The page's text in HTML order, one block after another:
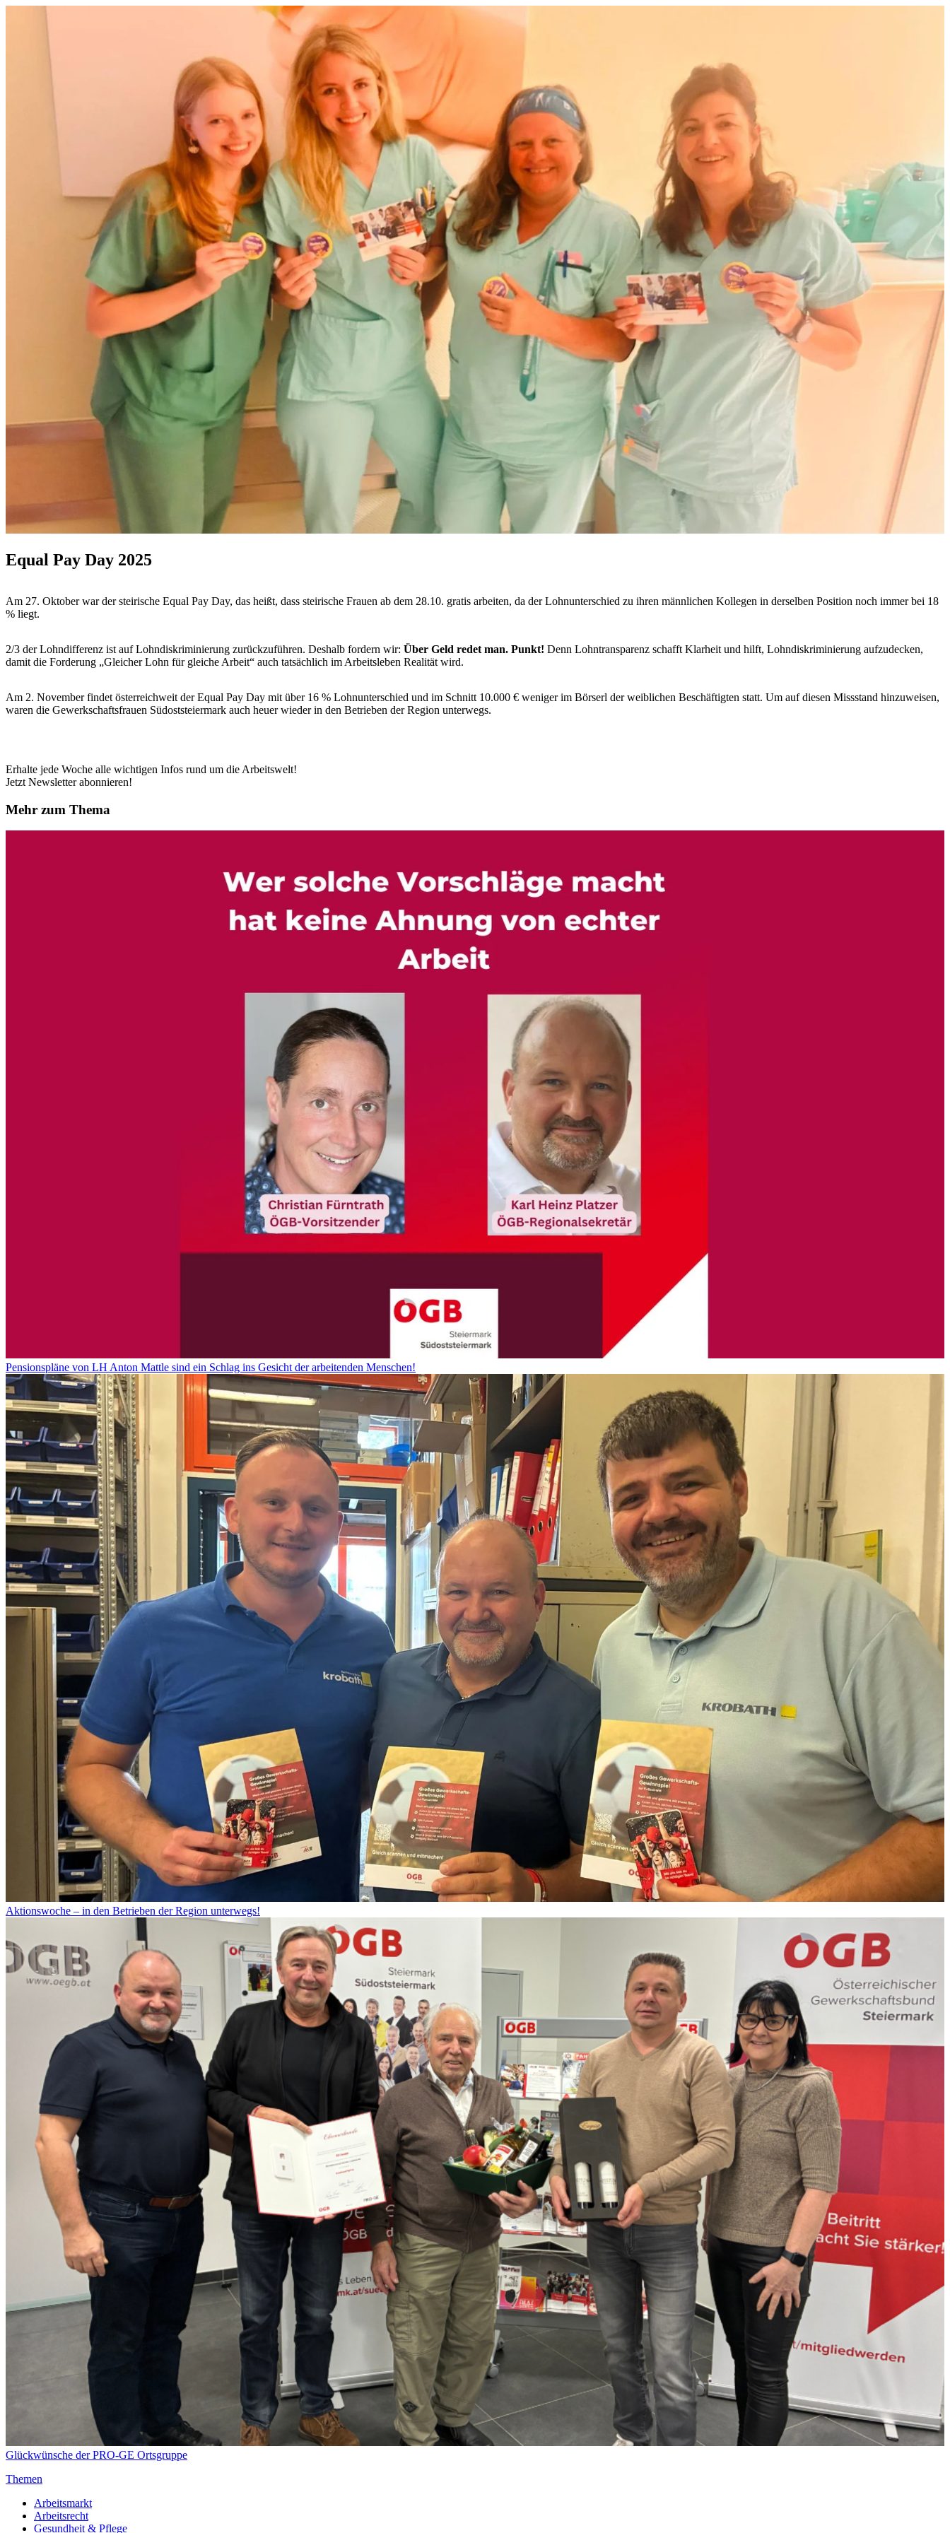
Equal Pay Day 2025
Am 27. Oktober war der steirische Equal Pay Day, das heißt, dass steirische Frauen ab dem 28.10. gratis arbeiten, da der Lohnunterschied zu ihren männlichen Kollegen in derselben Position noch immer bei 18
% liegt.
2/3 der Lohndifferenz ist auf Lohndiskriminierung zurückzuführen. Deshalb fordern wir: Über Geld redet man. Punkt! Denn Lohntransparenz schafft Klarheit und hilft, Lohndiskriminierung aufzudecken,
damit die Forderung „Gleicher Lohn für gleiche Arbeit“ auch tatsächlich im Arbeitsleben Realität wird.
Am 2. November findet österreichweit der Equal Pay Day mit über 16 % Lohnunterschied und im Schnitt 10.000 € weniger im Börserl der weiblichen Beschäftigten statt. Um auf diesen Missstand hinzuweisen,
waren die Gewerkschaftsfrauen Südoststeiermark auch heuer wieder in den Betrieben der Region unterwegs.
Erhalte jede Woche alle wichtigen Infos rund um die Arbeitswelt!
Jetzt Newsletter abonnieren!
Mehr zum Thema
Pensionspläne von LH Anton Mattle sind ein Schlag ins Gesicht der arbeitenden Menschen!
Aktionswoche – in den Betrieben der Region unterwegs!
Glückwünsche der PRO-GE Ortsgruppe
Themen
Arbeitsmarkt
Arbeitsrecht
Gesundheit & Pflege